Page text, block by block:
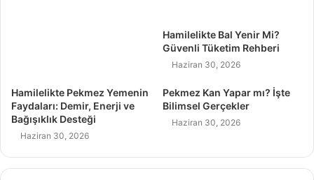
Hamilelikte Bal Yenir Mi?
Güvenli Tüketim Rehberi
Haziran 30, 2026
Hamilelikte Pekmez Yemenin
Faydaları: Demir, Enerji ve
Bağışıklık Desteği
Haziran 30, 2026
Pekmez Kan Yapar mı? İşte
Bilimsel Gerçekler
Haziran 30, 2026